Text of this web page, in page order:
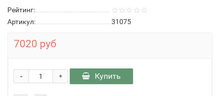
Рейтинг:
Артикул:
31075
7020 руб
+
- Купить